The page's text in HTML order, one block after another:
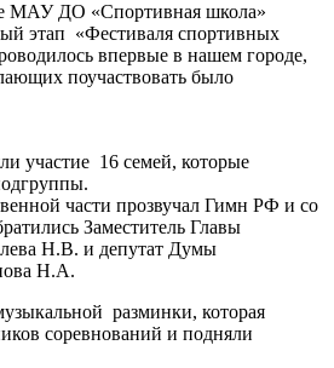
МАУ ДО «Спортивная школа»
этап «Фестиваля спортивных
впервые в нашем городе,
поучаствовать было
участие 16 семей, которые
части прозвучал Гимн РФ и со
Заместитель Главы
Н.В. и депутат Думы
Н.А.
разминки, которая
соревнований и подняли